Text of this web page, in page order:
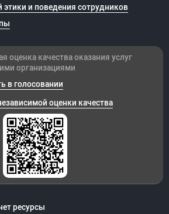
этики и поведения сотрудников
ресурсы
оценка качества оказания услуг
организациями
в голосовании
оценки качества